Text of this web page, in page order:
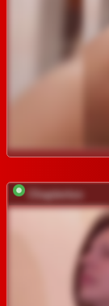
Chaptertoo